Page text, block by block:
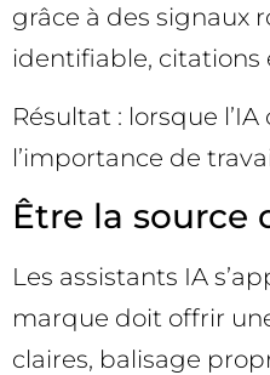
grâce à des signaux
identifiable, citations
Résultat : lorsque
l’importance de
Être la source
Les assistants IA
marque doit offrir
claires, balisage